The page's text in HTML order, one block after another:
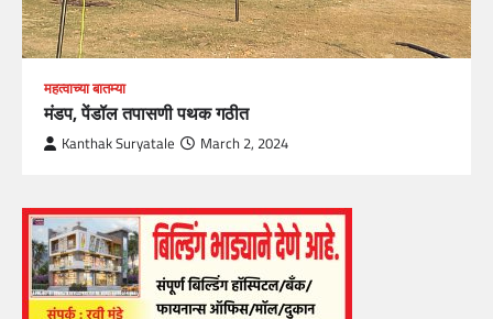
महत्वाच्या बातम्या
मंडप, पेंडॉल तपासणी पथक गठीत
Kanthak Suryatale March 2, 2024